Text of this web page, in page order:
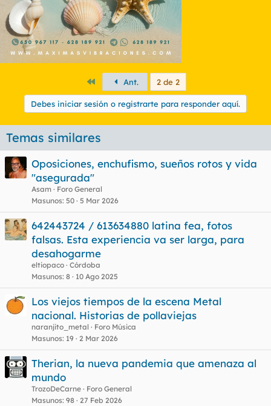
PrimeroAnt. 2 de 2
Debes iniciar sesión o registrarte para responder aquí.
Temas similares
Oposiciones, enchufismo, sueños rotos y vida
"asegurada"
Asam
Foro General
Masunos 50 5 Mar 2026
642443724 / 613634880 latina fea, fotos
falsas. Esta experiencia va ser larga, para
desahogarme
eltiopaco Córdoba
Masunos 8 10 Ago 2025
Los viejos tiempos de la escena Metal
nacional. Historias de pollaviejas
naranjito_metal
Foro Música
Masunos 19 2 Mar 2026
Therian, la nueva pandemia que amenaza al
mundo
TrozoDeCarne
Foro General
Masunos 98 27 Feb 2026